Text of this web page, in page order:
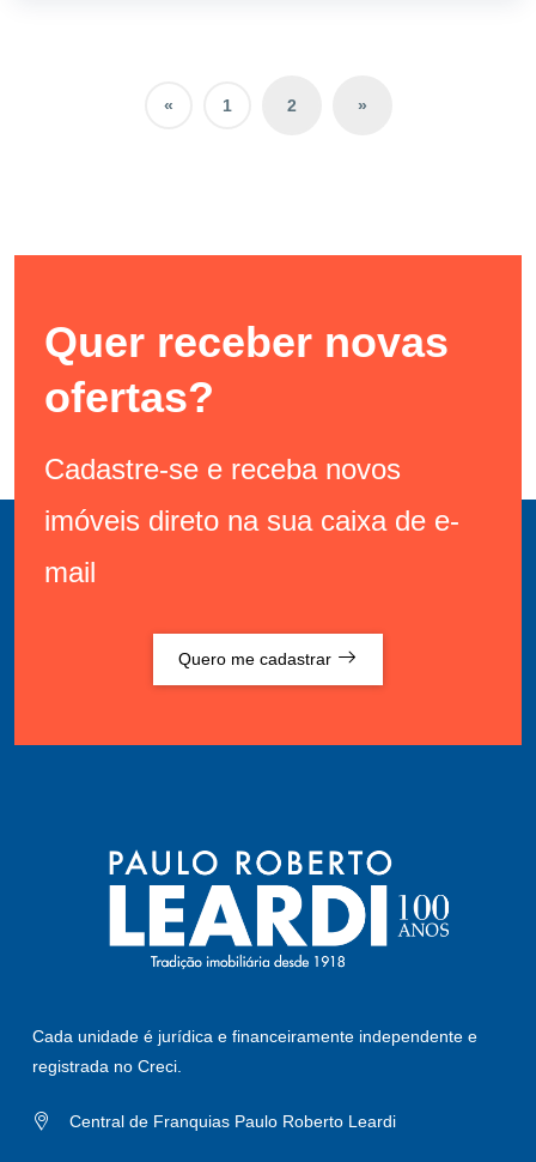
« 1 2 »
Quer receber novas
ofertas?
Cadastre-se e receba novos
imóveis direto na sua caixa de e-
mail
Quero me cadastrar
Cada unidade é jurídica e financeiramente independente e
registrada no Creci.
Central de Franquias Paulo Roberto Leardi